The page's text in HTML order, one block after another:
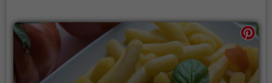
hausgemachter Eiscreme. Ein Besuch im Alten
Tramdepot ist ein Muss für alle Genießer und bietet
die perfekte Kombination aus entspannter
Atmosphäre, abwechslungsreichem Angebot und
herrlicher Aussicht auf den Fluss.